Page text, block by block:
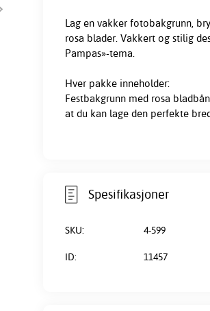
Lag en vakker fotobakgrunn,
rosa blader. Vakkert og stilig
Pampas»-tema.
Hver pakke inneholder:
Festbakgrunn med rosa
at du kan lage den perfekte
Spesifikasjoner
SKU: 4-599
ID: 11457